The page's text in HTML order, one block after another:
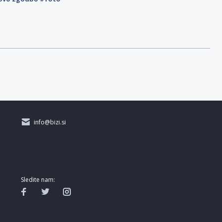
info@bizi.si
Sledite nam: